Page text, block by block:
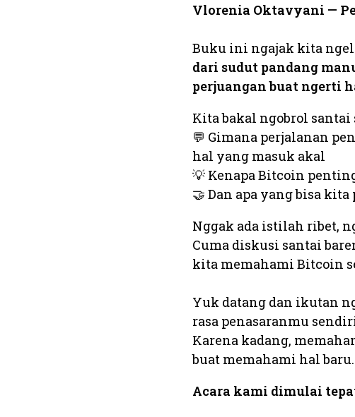
Vlorenia Oktavyani —
Buku ini ngajak kita
dari sudut pandang
perjuangan buat ngerti
​Kita bakal ngobrol santai
💬 Gimana perjalanan
hal yang masuk akal
💡 Kenapa Bitcoin
🤝 Dan apa yang bisa
​Nggak ada istilah ribet,
Cuma diskusi santai
kita memahami Bitcoin
Yuk datang dan ikutan
rasa penasaranmu
Karena kadang,
buat memahami hal
Acara kami dimulai